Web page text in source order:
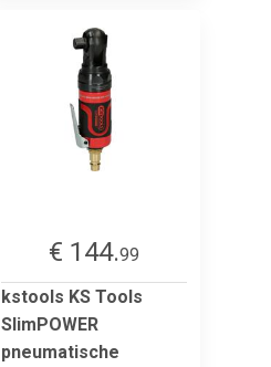
€ 144.99
kstools KS Tools
SlimPOWER
pneumatische